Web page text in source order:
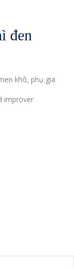
đen
khô, phụ gia
improver